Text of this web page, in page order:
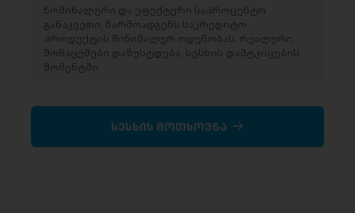
ნომინალური და ეფექტური საპროცენტო
განაკვეთი, წარმოადგენს საკრედიტო
პროდუქტის მინიმალურ ოდენობას. რეალური
მონაცემები დაზუსტდება, სესხის დამტკიცების
მომენტში.
სესხის მოთხოვნა